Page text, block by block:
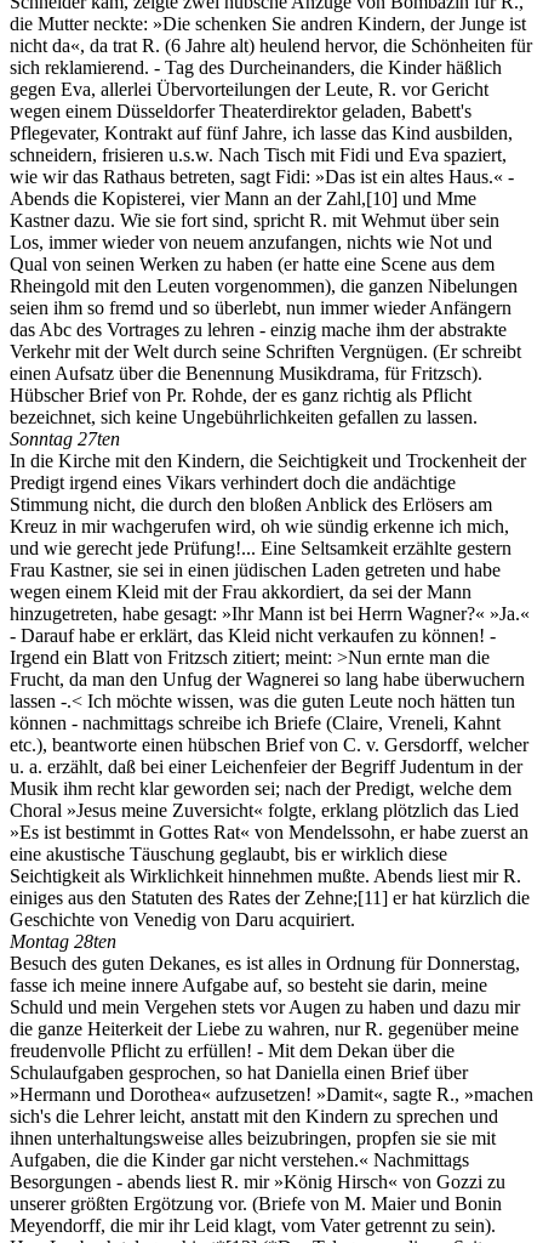
die Mutter neckte: »Die schenken Sie andren Kindern, der Junge ist
nicht da«, da trat R. (6 Jahre alt) heulend hervor, die Schönheiten für
sich reklamierend. - Tag des Durcheinanders, die Kinder häßlich
gegen Eva, allerlei Übervorteilungen der Leute, R. vor Gericht
wegen einem Düsseldorfer Theaterdirektor geladen, Babett's
Pflegevater, Kontrakt auf fünf Jahre, ich lasse das Kind ausbilden,
schneidern, frisieren u.s.w. Nach Tisch mit Fidi und Eva spaziert,
wie wir das Rathaus betreten, sagt Fidi: »Das ist ein altes Haus.« -
Abends die Kopisterei, vier Mann an der Zahl,[10] und Mme
Kastner dazu. Wie sie fort sind, spricht R. mit Wehmut über sein
Los, immer wieder von neuem anzufangen, nichts wie Not und
Qual von seinen Werken zu haben (er hatte eine Scene aus dem
Rheingold mit den Leuten vorgenommen), die ganzen Nibelungen
seien ihm so fremd und so überlebt, nun immer wieder Anfängern
das Abc des Vortrages zu lehren - einzig mache ihm der abstrakte
Verkehr mit der Welt durch seine Schriften Vergnügen. (Er schreibt
einen Aufsatz über die Benennung Musikdrama, für Fritzsch).
Hübscher Brief von Pr. Rohde, der es ganz richtig als Pflicht
bezeichnet, sich keine Ungebührlichkeiten gefallen zu lassen.
Sonntag 27ten
In die Kirche mit den Kindern, die Seichtigkeit und Trockenheit der
Predigt irgend eines Vikars verhindert doch die andächtige
Stimmung nicht, die durch den bloßen Anblick des Erlösers am
Kreuz in mir wachgerufen wird, oh wie sündig erkenne ich mich,
und wie gerecht jede Prüfung!... Eine Seltsamkeit erzählte gestern
Frau Kastner, sie sei in einen jüdischen Laden getreten und habe
wegen einem Kleid mit der Frau akkordiert, da sei der Mann
hinzugetreten, habe gesagt: »Ihr Mann ist bei Herrn Wagner?« »Ja.«
- Darauf habe er erklärt, das Kleid nicht verkaufen zu können! -
Irgend ein Blatt von Fritzsch zitiert; meint: >Nun ernte man die
Frucht, da man den Unfug der Wagnerei so lang habe überwuchern
lassen -.< Ich möchte wissen, was die guten Leute noch hätten tun
können - nachmittags schreibe ich Briefe (Claire, Vreneli, Kahnt
etc.), beantworte einen hübschen Brief von C. v. Gersdorff, welcher
u. a. erzählt, daß bei einer Leichenfeier der Begriff Judentum in der
Musik ihm recht klar geworden sei; nach der Predigt, welche dem
Choral »Jesus meine Zuversicht« folgte, erklang plötzlich das Lied
»Es ist bestimmt in Gottes Rat« von Mendelssohn, er habe zuerst an
eine akustische Täuschung geglaubt, bis er wirklich diese
Seichtigkeit als Wirklichkeit hinnehmen mußte. Abends liest mir R.
einiges aus den Statuten des Rates der Zehne;[11] er hat kürzlich die
Geschichte von Venedig von Daru acquiriert.
Montag 28ten
Besuch des guten Dekanes, es ist alles in Ordnung für Donnerstag,
fasse ich meine innere Aufgabe auf, so besteht sie darin, meine
Schuld und mein Vergehen stets vor Augen zu haben und dazu mir
die ganze Heiterkeit der Liebe zu wahren, nur R. gegenüber meine
freudenvolle Pflicht zu erfüllen! - Mit dem Dekan über die
Schulaufgaben gesprochen, so hat Daniella einen Brief über
»Hermann und Dorothea« aufzusetzen! »Damit«, sagte R., »machen
sich's die Lehrer leicht, anstatt mit den Kindern zu sprechen und
ihnen unterhaltungsweise alles beizubringen, propfen sie sie mit
Aufgaben, die die Kinder gar nicht verstehen.« Nachmittags
Besorgungen - abends liest R. mir »König Hirsch« von Gozzi zu
unserer größten Ergötzung vor. (Briefe von M. Maier und Bonin
Meyendorff, die mir ihr Leid klagt, vom Vater getrennt zu sein).